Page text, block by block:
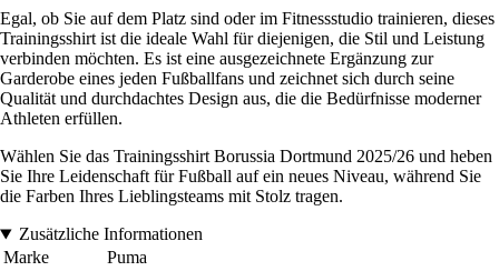
Egal, ob Sie auf dem Platz sind oder im Fitnessstudio trainieren, dieses
Trainingsshirt ist die ideale Wahl für diejenigen, die Stil und Leistung
verbinden möchten. Es ist eine ausgezeichnete Ergänzung zur
Garderobe eines jeden Fußballfans und zeichnet sich durch seine
Qualität und durchdachtes Design aus, die die Bedürfnisse moderner
Athleten erfüllen.
Wählen Sie das Trainingsshirt Borussia Dortmund 2025/26 und heben
Sie Ihre Leidenschaft für Fußball auf ein neues Niveau, während Sie
die Farben Ihres Lieblingsteams mit Stolz tragen.
Zusätzliche Informationen
Marke
Puma